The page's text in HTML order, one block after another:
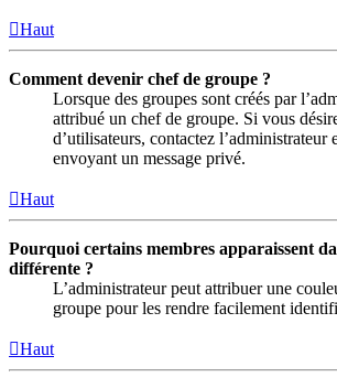
Haut
Comment devenir chef de groupe ?
Lorsque des groupes sont créés par
attribué un chef de groupe. Si vous
d’utilisateurs, contactez
envoyant un message privé.
Haut
Pourquoi certains membres apparaissent
différente ?
L’administrateur peut attribuer une
groupe pour les rendre facilement
Haut